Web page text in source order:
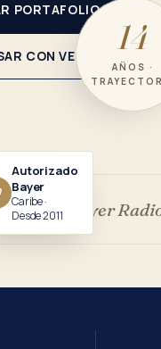
PORTAFOLIO
CON VENTAS
Autorizado
Bayer
Caribe ·
Desde 2011
14
AÑOS ·
Bayer